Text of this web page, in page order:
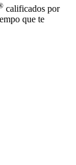
calificados por
que te